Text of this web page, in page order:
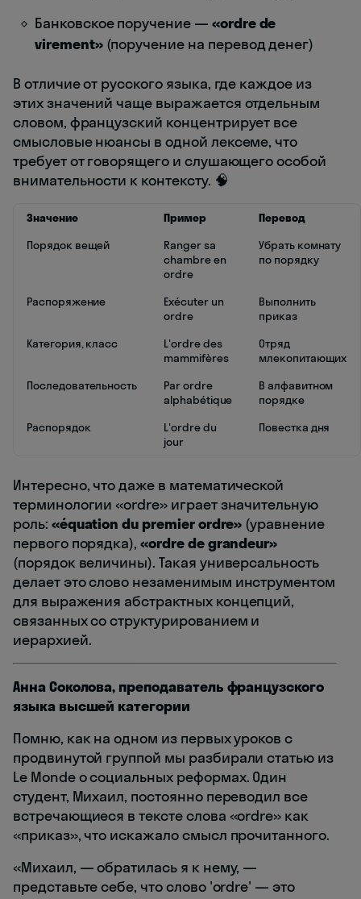
Банковское поручение — «ordre de
virement»(поручение на перевод денег)
В отличие от русского языка, где каждое из
этих значений чаще выражается отдельным
словом, французский концентрирует все
смысловые нюансы в одной лексеме, что
требует от говорящего и слушающего особой
внимательности к контексту. 🧠
Значение Пример
Перевод
Порядок вещей
Ranger sa
chambre en
ordre
Убрать комнату
по порядку
Распоряжение
Exécuter un
ordre
Выполнить
приказ
Категория, класс
L'ordre des
mammifères
Отряд
млекопитающих
Последовательность
Par ordre
alphabétique
В алфавитном
порядке
Распорядок
L'ordre du
jour
Повестка дня
Интересно, что даже в математической
терминологии «ordre» играет значительную
роль: «équation du premier ordre» (уравнение
первого порядка),«ordre de grandeur»
(порядок величины). Такая универсальность
делает это слово незаменимым инструментом
для выражения абстрактных концепций,
связанных со структурированием и
иерархией.
Анна Соколова, преподаватель французского
языка высшей категории
Помню, как на одном из первых уроков с
продвинутой группой мы разбирали статью из
Le Monde о социальных реформах. Один
студент, Михаил, постоянно переводил все
встречающиеся в тексте слова «ordre» как
«приказ», что искажало смысл прочитанного.
«Михаил, — обратилась я к нему, —
представьте себе, что слово 'ordre' — это